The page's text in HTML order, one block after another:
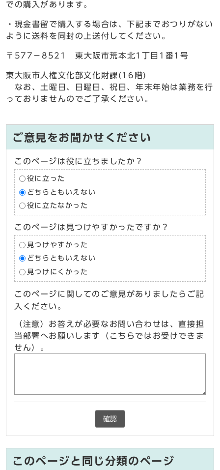
での購入があります。
・現金書留で購入する場合は、下記までおつりがない
ように送料を同封の上送付してください。
〒577－8521 東大阪市荒本北1丁目1番1号
東大阪市人権文化部文化財課(16階)
なお、土曜日、日曜日、祝日、年末年始は業務を行
っておりませんのでご了承ください。
ご意見をお聞かせください
このページは役に立ちましたか？
役に立った
どちらともいえない
役に立たなかった
このページは見つけやすかったですか？
見つけやすかった
どちらともいえない
見つけにくかった
このページに関してのご意見がありましたらご記
入ください。
（注意）お答えが必要なお問い合わせは、直接担
当部署へお願いします（こちらではお受けできま
せん）。
確認
このページと同じ分類のページ